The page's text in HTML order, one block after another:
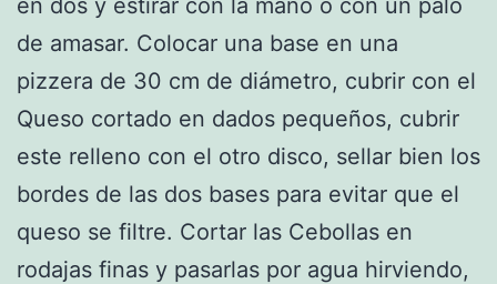
de amasar. Colocar una base en una
pizzera de 30 cm de diámetro, cubrir con el
Queso cortado en dados pequeños, cubrir
este relleno con el otro disco, sellar bien los
bordes de las dos bases para evitar que el
queso se filtre. Cortar las Cebollas en
rodajas finas y pasarlas por agua hirviendo,